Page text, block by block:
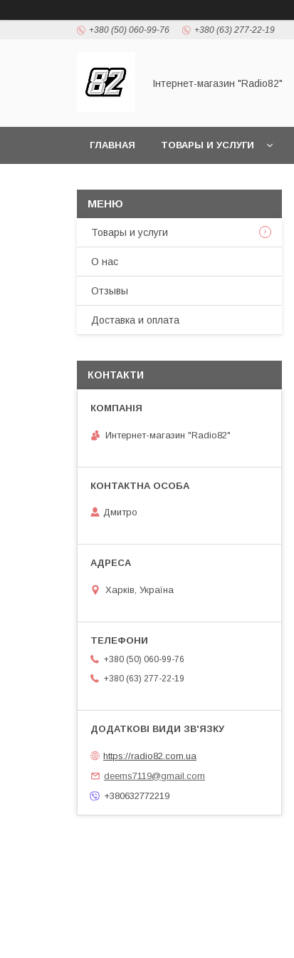
+380 (50) 060-99-76 +380 (63) 277-22-19
Інтернет-магазин "Radio82"
ГЛАВНАЯ ТОВАРЫ И УСЛУГИ
Товары и услуги
О нас
Отзывы
Доставка и оплата
КОНТАКТИ
Интернет-магазин "Radio82"
Дмитро
Харків, Україна
+380 (50) 060-99-76
+380 (63) 277-22-19
https://radio82.com.ua
deems7119@gmail.com
+380632772219